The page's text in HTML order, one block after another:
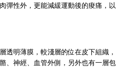
彈性外，更能減緩運動後的痠痛，以
透明薄膜，較淺層的位在皮下組織，
、神經、血管外側，另外也有一層包